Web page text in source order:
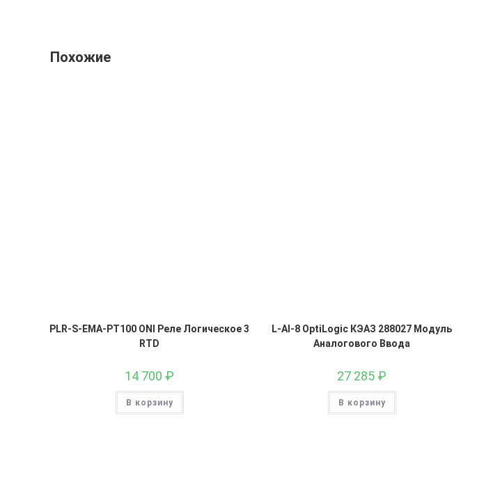
Похожие
PLR-S-EMA-PT100 ONI Реле Логическое 3
RTD
14 700 ₽
В корзину
L-AI-8 OptiLogic КЭАЗ 288027 Модуль
Аналогового Ввода
27 285 ₽
В корзину